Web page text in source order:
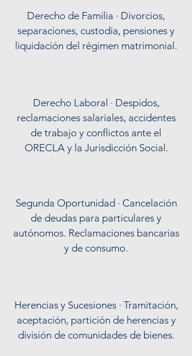
Derecho de Familia · Divorcios,
separaciones, custodia, pensiones y
liquidación del régimen matrimonial.
Derecho Laboral · Despidos,
reclamaciones salariales, accidentes
de trabajo y conflictos ante el
ORECLA y la Jurisdicción Social.
Segunda Oportunidad · Cancelación
de deudas para particulares y
autónomos. Reclamaciones bancarias
y de consumo.
Herencias y Sucesiones · Tramitación,
aceptación, partición de herencias y
división de comunidades de bienes.